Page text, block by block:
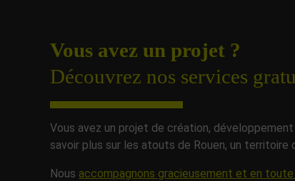
Vous avez un projet ?
Découvrez nos services
Vous avez un projet de création,
savoir plus sur les atouts de Rouen, un
Nous accompagnons gracieusement et en